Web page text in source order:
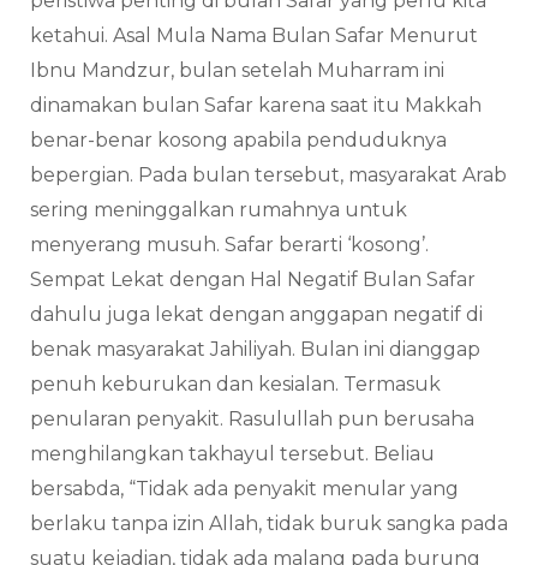
ketahui. Asal Mula Nama Bulan Safar Menurut
Ibnu Mandzur, bulan setelah Muharram ini
dinamakan bulan Safar karena saat itu Makkah
benar-benar kosong apabila penduduknya
bepergian. Pada bulan tersebut, masyarakat Arab
sering meninggalkan rumahnya untuk
menyerang musuh. Safar berarti ‘kosong’.
Sempat Lekat dengan Hal Negatif Bulan Safar
dahulu juga lekat dengan anggapan negatif di
benak masyarakat Jahiliyah. Bulan ini dianggap
penuh keburukan dan kesialan. Termasuk
penularan penyakit. Rasulullah pun berusaha
menghilangkan takhayul tersebut. Beliau
bersabda, “Tidak ada penyakit menular yang
berlaku tanpa izin Allah, tidak buruk sangka pada
suatu kejadian, tidak ada malang pada burung